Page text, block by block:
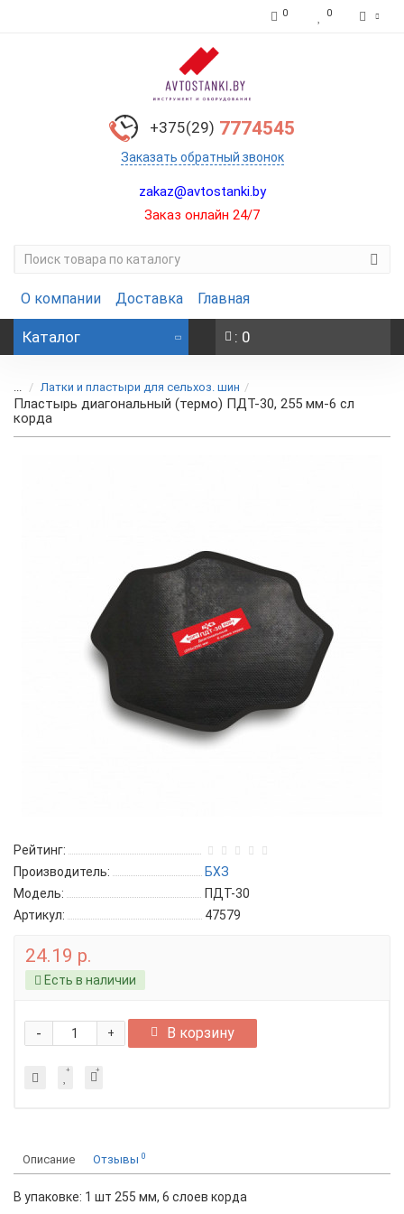
0 0
+375(29) 7774545
Заказать обратный звонок
zakaz@avtostanki.by
Заказ онлайн 24/7
О компании Доставка Главная
Каталог : 0
... Латки и пластыри для сельхоз. шин
Пластырь диагональный (термо) ПДТ-30, 255 мм-6 сл
корда
Рейтинг:
Производитель:
БХЗ
Модель:
ПДТ-30
Артикул:
47579
24.19 р.
Есть в наличии
+
- В корзину
Описание Отзывы 0
В упаковке: 1 шт 255 мм, 6 слоев корда